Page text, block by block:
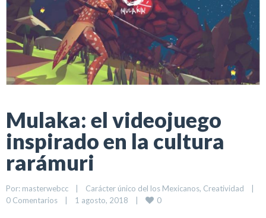
Mulaka: el videojuego
inspirado en la cultura
rarámuri
Por: masterwebcc | Carácter único del los Mexicanos, Creatividad
|
0 Comentarios
| 1 agosto, 2018 | 0